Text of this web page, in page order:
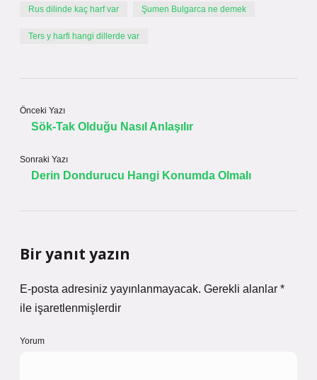
Rus dilinde kaç harf var Şumen Bulgarca ne demek
Ters y harfi hangi dillerde var
Önceki Yazı
Sök-Tak Olduğu Nasıl Anlaşılır
Sonraki Yazı
Derin Dondurucu Hangi Konumda Olmalı
Bir yanıt yazın
E-posta adresiniz yayınlanmayacak. Gerekli alanlar *
ile işaretlenmişlerdir
Yorum